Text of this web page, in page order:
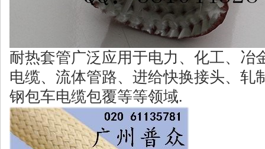
耐热套管广泛应用于电力、化工、冶
电缆、流体管路、进给快换接头、
钢包车电缆包覆等等领域.